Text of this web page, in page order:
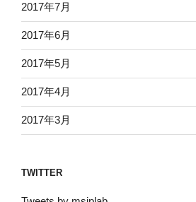
2017年7月
2017年6月
2017年5月
2017年4月
2017年3月
TWITTER